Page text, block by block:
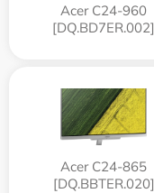
Acer C24-960
[DQ.BD7ER.002]
Acer C24-865
[DQ.BBTER.020]